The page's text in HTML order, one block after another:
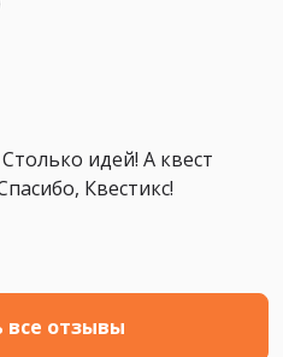
идей! А квест
Квестикс!
все отзывы